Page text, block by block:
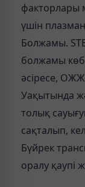
факторлары
үшін
Болжамы.
болжамы
әсіресе,
Уақытында
толық
сақталып,
Бүйрек
оралу қаупі